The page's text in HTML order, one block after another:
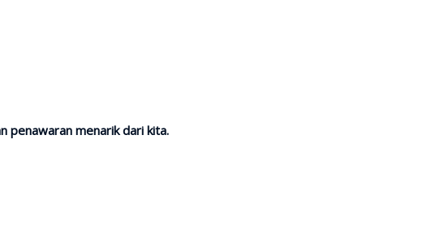
penawaran menarik dari kita.